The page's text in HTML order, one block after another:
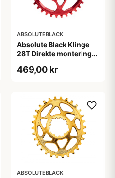
ABSOLUTEBLACK
Absolute Black Klinge
28T Direkte montering
469,00 kr
ABSOLUTEBLACK